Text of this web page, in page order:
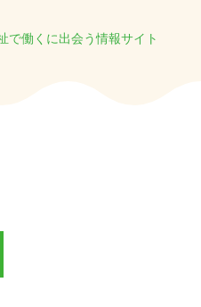
で働くに出会う情報サイト